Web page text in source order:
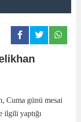
Cuma günü mesai
ilgili yaptığı